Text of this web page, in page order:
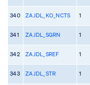
340 ZAJDL_KO_NCTS 1
341 ZAJDL_SGRN 1
342 ZAJDL_SREF 1
343 ZAJDL_STR 1